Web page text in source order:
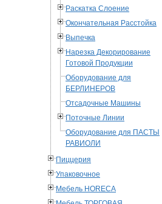
Раскатка Слоение
Окончательная Расстойка
Выпечка
Нарезка Декорирование
Готовой Продукции
Оборудование для
БЕРЛИНЕРОВ
Отсадочные Машины
Поточные Линии
Оборудование для ПАСТЫ
РАВИОЛИ
Пиццерия
Упаковочное
Мебель HORECA